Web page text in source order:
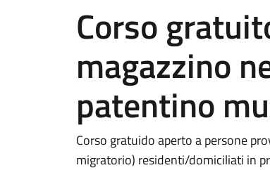
Corso
magazzino
patentino
Corso gratuido aperto a persone
migratorio) residenti/domiciliati in